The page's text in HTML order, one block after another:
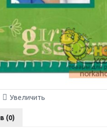
Увеличить
(0)